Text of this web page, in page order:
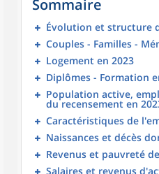
Sommaire
Évolution et structure
Couples - Familles -
Logement en 2023
Diplômes - Formation
Population active,
du recensement en
Caractéristiques de
Naissances et décès
Revenus et pauvreté
Salaires et revenus